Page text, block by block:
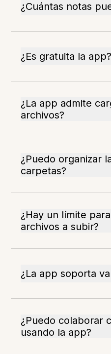
¿Cuántas notas
¿Es gratuita la app?
¿La app admite
archivos?
¿Puedo organizar
carpetas?
¿Hay un límite
archivos a subir?
¿La app soporta
¿Puedo colaborar
usando la app?